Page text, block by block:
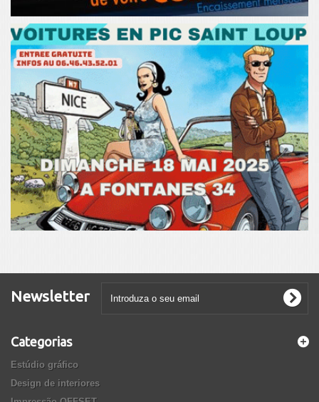
Newsletter
Categorias
Estúdio gráfico
Design de interiores